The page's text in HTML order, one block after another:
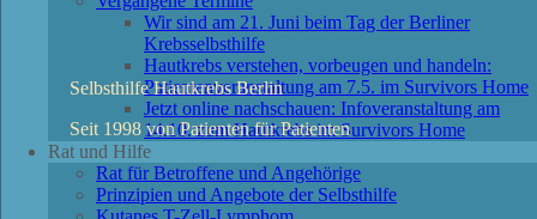
Wir sind am 21. Juni beim Tag der Berliner
Krebsselbsthilfe
Hautkrebs verstehen, vorbeugen und handeln:
Patientenveranstaltung am 7.5. im Survivors Home
Jetzt online nachschauen: Infoveranstaltung am
14.10. zum Hautkrebs im Survivors Home
Rat und Hilfe
Rat für Betroffene und Angehörige
Prinzipien und Angebote der Selbsthilfe
Selbsthilfe Hautkrebs Berlin
Seit 1998 von Patienten für Patienten